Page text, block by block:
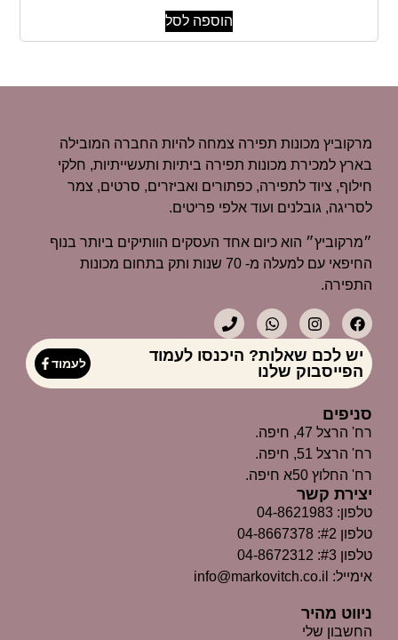
הוספה לסל
מרקוביץ מכונות תפירה צמחה להיות החברה המובילה
בארץ למכירת מכונות תפירה ביתיות ותעשייתיות, חלקי
חילוף, ציוד לתפירה, כפתורים ואביזרים, סרטים, צמר
לסריגה, גובלנים ועוד אלפי פריטים.
״מרקוביץ״ הוא כיום אחד העסקים הוותיקים ביותר בנוף
החיפאי עם למעלה מ- 70 שנות ותק בתחום מכונות
התפירה.
יש לכם שאלות? היכנסו לעמוד
הפייסבוק שלנו
לעמוד
ניווט מהיר
החשבון שלי
סניפים
רח' הרצל 47, חיפה.
רח' הרצל 51, חיפה.
רח' החלוץ 50א חיפה.
יצירת קשר
טלפון: 04-8621983
טלפון #2: 04-8667378
טלפון #3: 04-8672312
אימייל: info@markovitch.co.il